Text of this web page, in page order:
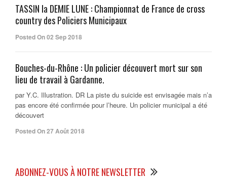
TASSIN la DEMIE LUNE : Championnat de France de cross
country des Policiers Municipaux
Posted On 02 Sep 2018
Bouches-du-Rhône : Un policier découvert mort sur son
lieu de travail à Gardanne.
par Y.C. Illustration. DR La piste du suicide est envisagée mais n’a
pas encore été confirmée pour l’heure. Un policier municipal a été
découvert
Posted On 27 Août 2018
ABONNEZ-VOUS À NOTRE NEWSLETTER